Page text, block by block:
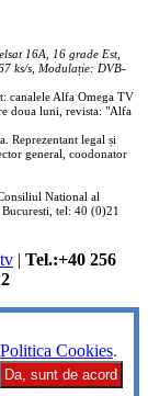
16A, 16 grade Est,
ks/s, Modulație: DVB-
canalele Alfa Omega TV
doua luni, revista: "Alfa
Reprezentant legal și
general, coodonator
National al
tel: 40 (0)21
| Tel.:+40 256
Politica Cookies.
Da, sunt de acord